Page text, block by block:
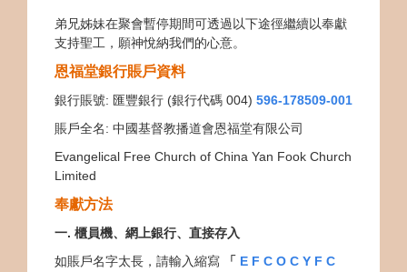
弟兄姊妹在聚會暫停期間可透過以下途徑繼續以奉獻
支持聖工，願神悅納我們的心意。
恩福堂銀行賬戶資料
銀行賬號: 匯豐銀行 (銀行代碼 004) 596-178509-001
賬戶全名: 中國基督教播道會恩福堂有限公司
Evangelical Free Church of China Yan Fook Church
Limited
奉獻方法
一. 櫃員機、 網上銀行、直接存入
如賬戶名字太長，請輸入縮寫
「 E F C O C Y F C